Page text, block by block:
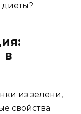
в
из зелени,
свойства